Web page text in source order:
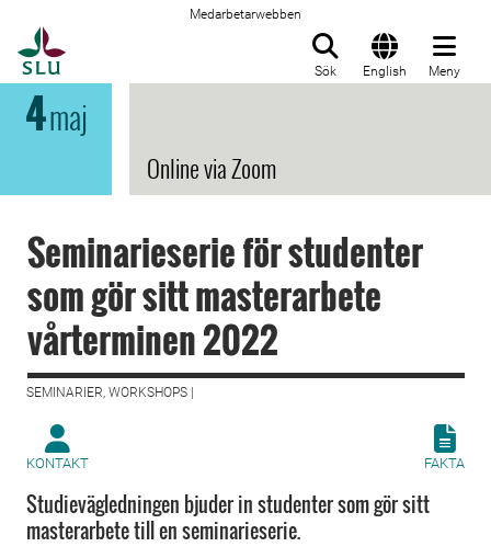
Medarbetarwebben
Sök English Meny
4maj
Online via Zoom
Seminarieserie för studenter
som gör sitt masterarbete
vårterminen 2022
SEMINARIER, WORKSHOPS |
KONTAKT FAKTA
Studievägledningen bjuder in studenter som gör sitt
masterarbete till en seminarieserie.